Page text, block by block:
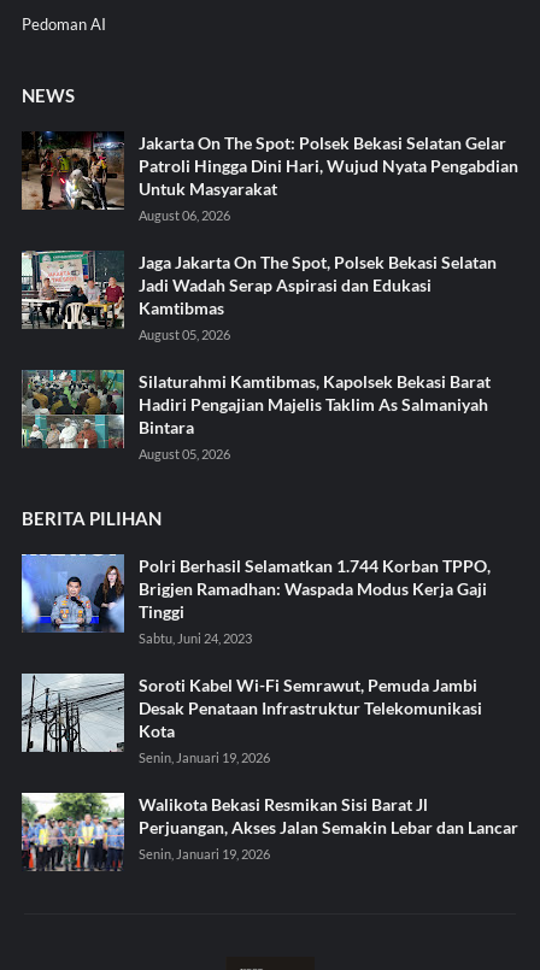
Pedoman AI
NEWS
Jakarta On The Spot: Polsek Bekasi Selatan Gelar
Patroli Hingga Dini Hari, Wujud Nyata Pengabdian
Untuk Masyarakat
August 06, 2026
Jaga Jakarta On The Spot, Polsek Bekasi Selatan
Jadi Wadah Serap Aspirasi dan Edukasi
Kamtibmas
August 05, 2026
Silaturahmi Kamtibmas, Kapolsek Bekasi Barat
Hadiri Pengajian Majelis Taklim As Salmaniyah
Bintara
August 05, 2026
BERITA PILIHAN
Polri Berhasil Selamatkan 1.744 Korban TPPO,
Brigjen Ramadhan: Waspada Modus Kerja Gaji
Tinggi
Sabtu, Juni 24, 2023
Soroti Kabel Wi-Fi Semrawut, Pemuda Jambi
Desak Penataan Infrastruktur Telekomunikasi
Kota
Senin, Januari 19, 2026
Walikota Bekasi Resmikan Sisi Barat Jl
Perjuangan, Akses Jalan Semakin Lebar dan Lancar
Senin, Januari 19, 2026